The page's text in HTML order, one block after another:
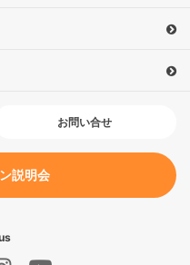
お問い合せ
説明会